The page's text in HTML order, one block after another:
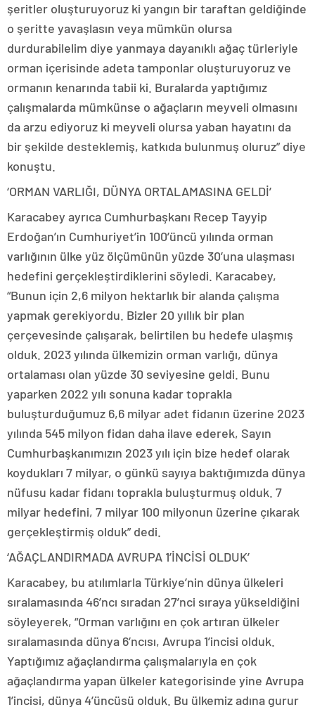
şeritler oluşturuyoruz ki yangın bir taraftan geldiğinde
o şeritte yavaşlasın veya mümkün olursa
durdurabilelim diye yanmaya dayanıklı ağaç türleriyle
orman içerisinde adeta tamponlar oluşturuyoruz ve
ormanın kenarında tabii ki. Buralarda yaptığımız
çalışmalarda mümkünse o ağaçların meyveli olmasını
da arzu ediyoruz ki meyveli olursa yaban hayatını da
bir şekilde desteklemiş, katkıda bulunmuş oluruz” diye
konuştu.
‘ORMAN VARLIĞI, DÜNYA ORTALAMASINA GELDİ’
Karacabey ayrıca Cumhurbaşkanı Recep Tayyip
Erdoğan’ın Cumhuriyet’in 100’üncü yılında orman
varlığının ülke yüz ölçümünün yüzde 30’una ulaşması
hedefini gerçekleştirdiklerini söyledi. Karacabey,
“Bunun için 2,6 milyon hektarlık bir alanda çalışma
yapmak gerekiyordu. Bizler 20 yıllık bir plan
çerçevesinde çalışarak, belirtilen bu hedefe ulaşmış
olduk. 2023 yılında ülkemizin orman varlığı, dünya
ortalaması olan yüzde 30 seviyesine geldi. Bunu
yaparken 2022 yılı sonuna kadar toprakla
buluşturduğumuz 6,6 milyar adet fidanın üzerine 2023
yılında 545 milyon fidan daha ilave ederek, Sayın
Cumhurbaşkanımızın 2023 yılı için bize hedef olarak
koydukları 7 milyar, o günkü sayıya baktığımızda dünya
nüfusu kadar fidanı toprakla buluşturmuş olduk. 7
milyar hedefini, 7 milyar 100 milyonun üzerine çıkarak
gerçekleştirmiş olduk” dedi.
‘AĞAÇLANDIRMADA AVRUPA 1’İNCİSİ OLDUK’
Karacabey, bu atılımlarla Türkiye’nin dünya ülkeleri
sıralamasında 46’ncı sıradan 27’nci sıraya yükseldiğini
söyleyerek, “Orman varlığını en çok artıran ülkeler
sıralamasında dünya 6’ncısı, Avrupa 1’incisi olduk.
Yaptığımız ağaçlandırma çalışmalarıyla en çok
ağaçlandırma yapan ülkeler kategorisinde yine Avrupa
1’incisi, dünya 4’üncüsü olduk. Bu ülkemiz adına gurur